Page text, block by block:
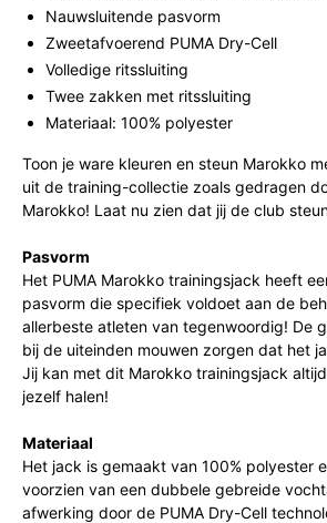
Nauwsluitende pasvorm
Zweetafvoerend PUMA Dry-Cell
Volledige ritssluiting
Twee zakken met ritssluiting
Materiaal: 100% polyester
Toon je ware kleuren en steun Marokko
uit de training-collectie zoals gedragen
Marokko! Laat nu zien dat jij de club
Pasvorm
Het PUMA Marokko trainingsjack heeft
pasvorm die specifiek voldoet aan de
allerbeste atleten van tegenwoordig! De
bij de uiteinden mouwen zorgen dat het
Jij kan met dit Marokko trainingsjack
jezelf halen!
Materiaal
Het jack is gemaakt van 100% polyester
voorzien van een dubbele gebreide
afwerking door de PUMA Dry-Cell